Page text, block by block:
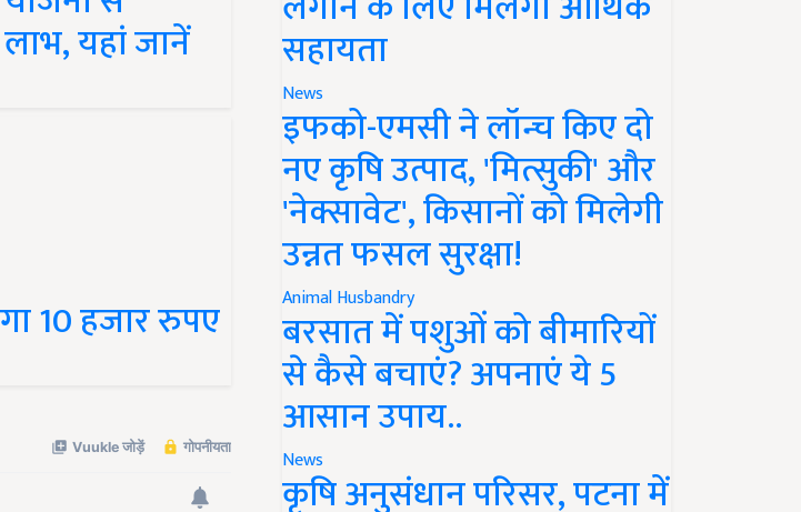
यहां जानें
10 हजार रुपए
सहायता
News
इफको-एमसी ने लॉन्च किए दो
नए कृषि उत्पाद, 'मित्सुकी' और
'नेक्सावेट', किसानों को मिलेगी
उन्नत फसल सुरक्षा!
Animal Husbandry
बरसात में पशुओं को बीमारियों
से कैसे बचाएं? अपनाएं ये 5
आसान उपाय..
News
कृषि अनुसंधान परिसर, पटना में